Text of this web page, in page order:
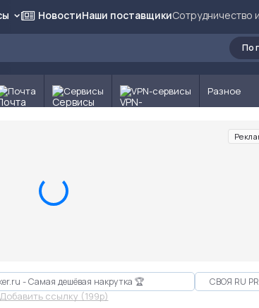
НовостиНаши поставщикиСотрудничество
По
Почта Сервисы VPN-сервисы Разное
- Самая дешёвая накрутка 🏆
Добавить ссылку (199p)